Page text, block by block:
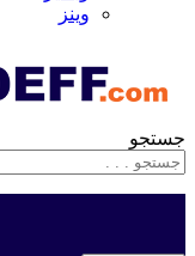
وینز
جستجو